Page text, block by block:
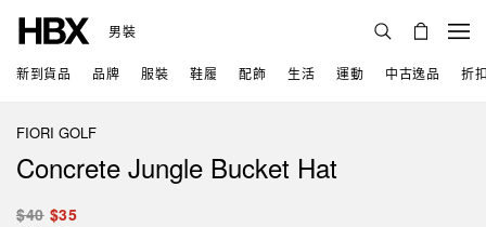
男裝
新到貨品 品牌 服裝 鞋履 配飾 生活 運動 中古逸品 折
FIORI GOLF
Concrete Jungle Bucket Hat
$40 $35